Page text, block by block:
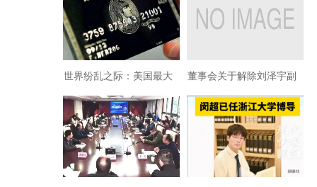
加快“双脚丈量”河流步伐 屠杀
世界纷乱之际：美国最大
银行运通杀入中国金融
董事会关于解除刘泽宇副
总编职务的声明